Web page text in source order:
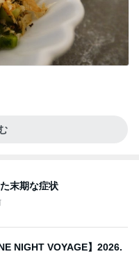
末期な症状
NIGHT VOYAGE】2026.